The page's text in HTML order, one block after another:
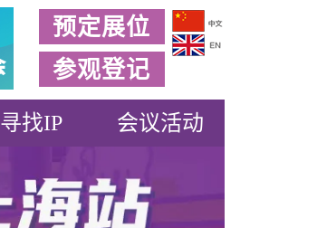
预定展位
参观登记
寻找IP 会议活动